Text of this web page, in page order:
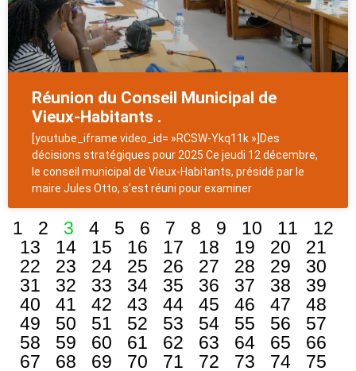
Réunion du Conseil Municipal de
Vieux-Habitants .
[youtube_iframe video_id= »RCSW-Ykq11k »]Des
décisions stratégiques pour 2025 Ce jeudi 12 décembre,
le conseil municipal de Vieux-Habitants, présidé par le
maire Jules Otto, s’est réuni pour examiner
1 2 3 4 5 6 7 8 9 10 11
12
13
14 15 16 17 18 19 20
21
22
23 24 25 26 27 28 29
30
31
32 33 34 35 36 37 38
39
40
41 42 43 44 45 46 47
48
49
50 51 52 53 54 55 56
57
58
59 60 61 62 63 64 65
66
67
68 69 70 71 72 73 74
75